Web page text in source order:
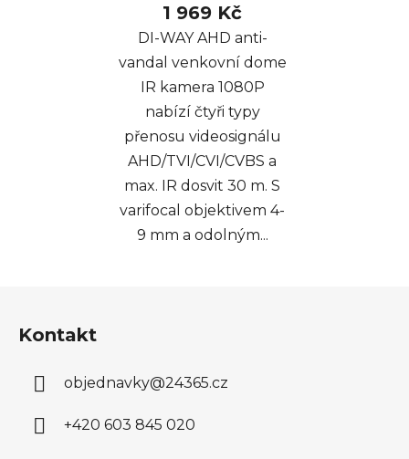
1 969 Kč
DI-WAY AHD anti-
vandal venkovní dome
IR kamera 1080P
nabízí čtyři typy
přenosu videosignálu
AHD/TVI/CVI/CVBS a
max. IR dosvit 30 m. S
varifocal objektivem 4-
9 mm a odolným...
Kontakt
objednavky@24365.cz
+420 603 845 020